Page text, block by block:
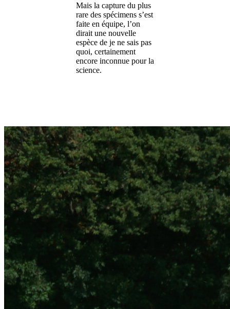
Mais la capture du plus
rare des spécimens s’est
faite en équipe, l’on
dirait une nouvelle
espèce de je ne sais pas
quoi, certainement
encore inconnue pour la
science.